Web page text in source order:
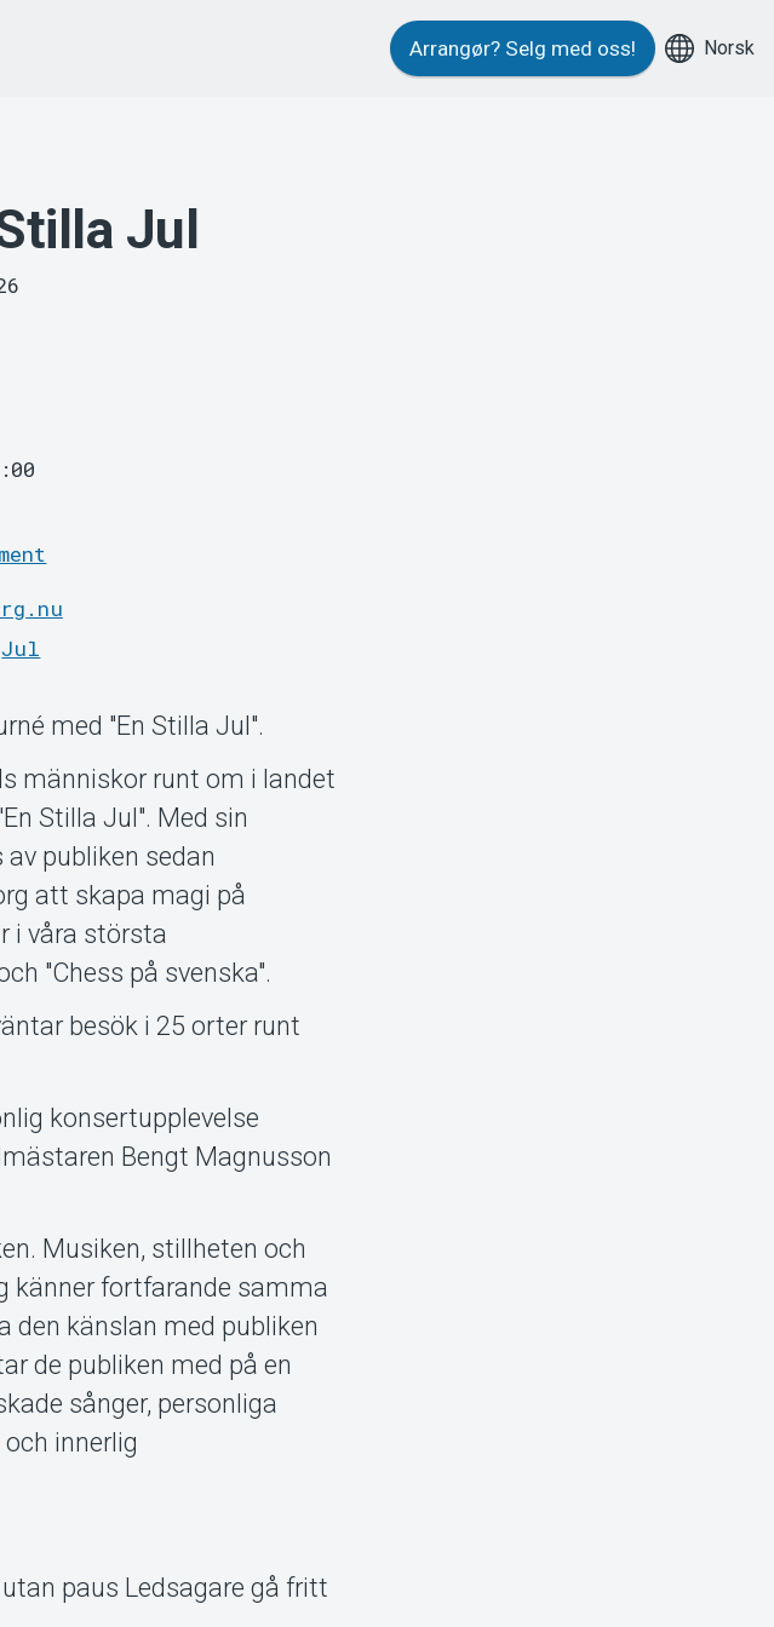
Arrangør? Selg med oss! Norsk
Jul
Jul
med "En Stilla Jul".
människor runt om i landet
Stilla Jul". Med sin
publiken sedan
att skapa magi på
i våra största
"Chess på svenska".
besök i 25 orter runt
konsertupplevelse
Bengt Magnusson
Musiken, stillheten och
känner fortfarande samma
den känslan med publiken
de publiken med på en
sånger, personliga
innerlig
paus Ledsagare gå fritt